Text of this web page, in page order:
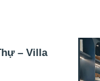
– Villa